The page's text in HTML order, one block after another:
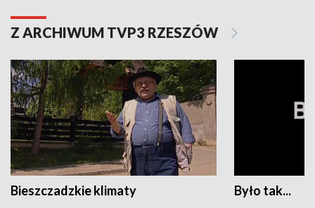
Z ARCHIWUM TVP3 RZESZÓW
Bieszczadzkie klimaty Było tak...